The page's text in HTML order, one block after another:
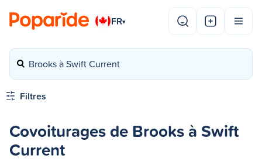
FR▾
Brooks à Swift Current
Filtres
Covoiturages de Brooks à Swift
Current